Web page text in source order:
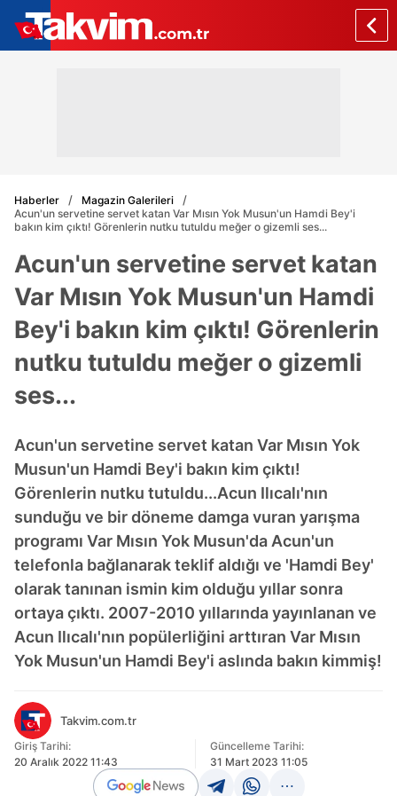
Haberler
Magazin Galerileri
Acun'un servetine servet katan Var Mısın Yok Musun'un Hamdi Bey'i
bakın kim çıktı! Görenlerin nutku tutuldu meğer o gizemli ses...
Acun'un servetine servet katan
Var Mısın Yok Musun'un Hamdi
Bey'i bakın kim çıktı! Görenlerin
nutku tutuldu meğer o gizemli
ses...
Acun'un servetine servet katan Var Mısın Yok
Musun'un Hamdi Bey'i bakın kim çıktı!
Görenlerin nutku tutuldu...Acun Ilıcalı'nın
sunduğu ve bir döneme damga vuran yarışma
programı Var Mısın Yok Musun'da Acun'un
telefonla bağlanarak teklif aldığı ve 'Hamdi Bey'
olarak tanınan ismin kim olduğu yıllar sonra
ortaya çıktı. 2007-2010 yıllarında yayınlanan ve
Acun Ilıcalı'nın popülerliğini arttıran Var Mısın
Yok Musun'un Hamdi Bey'i aslında bakın kimmiş!
Takvim.com.tr
Giriş Tarihi:
20 Aralık 2022 11:43
Güncelleme Tarihi:
31 Mart 2023 11:05